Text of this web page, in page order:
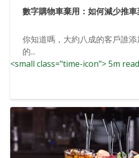
數字購物車棄用：如何減少推
你知道嗎，大約八成的客戶誰
的...
<small class="time-icon"> 5m